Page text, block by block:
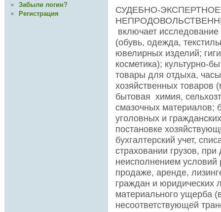
СУДЕБНО-
включает
(обувь, одежда,
ювелирных изделий;
косметика); культурно-
товары для отдыха,
хозяйственных товаров
бытовая химия,
смазочных материалов;
уголовных и
постановке
бухгалтерский учет,
страховании грузов,
неисполнением условий
продаже, аренде,
граждан и
материального ущерба
несоответствующей
Забыли логин?
Регистрация